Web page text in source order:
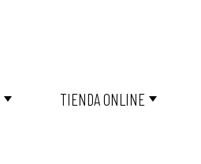
TIENDA ONLINE